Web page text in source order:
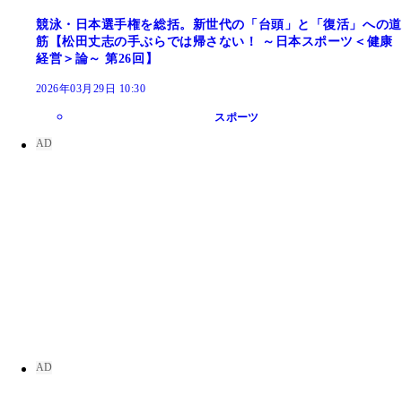
競泳・日本選手権を総括。新世代の「台頭」と「復活」への道
筋【松田丈志の手ぶらでは帰さない！ ～日本スポーツ＜健康
経営＞論～ 第26回】
2026年03月29日 10:30
スポーツ